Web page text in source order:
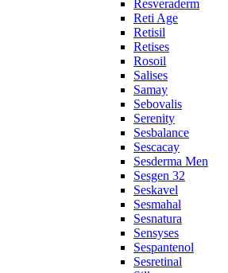
Resveraderm
Reti Age
Retisil
Retises
Rosoil
Salises
Samay
Sebovalis
Serenity
Sesbalance
Sescacay
Sesderma Men
Sesgen 32
Seskavel
Sesmahal
Sesnatura
Sensyses
Sespantenol
Sesretinal